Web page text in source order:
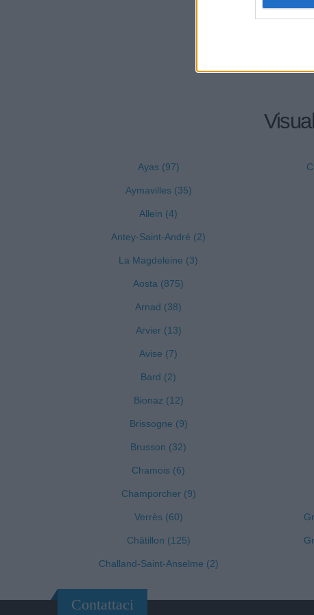
LA
Ayas (97)
Aymavilles (35)
Allein (4)
Antey-Saint-André (2)
La Magdeleine (3)
Aosta (875)
Arnad (38)
Arvier (13)
Avise (7)
Bard (2)
Bionaz (12)
Brissogne (9)
Brusson (32)
Chamois (6)
Champorcher (9)
Verrès (60)
Châtillon (125)
Challand-Saint-Anselme (2)
Contattaci